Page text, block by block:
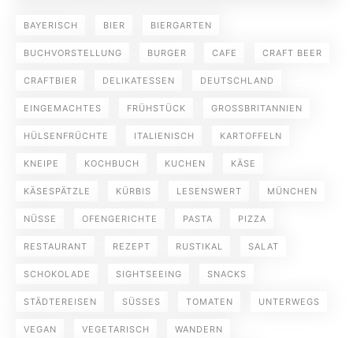
BAYERISCH BIER BIERGARTEN
BUCHVORSTELLUNG BURGER CAFE CRAFT BEER
CRAFTBIER DELIKATESSEN DEUTSCHLAND
EINGEMACHTES FRÜHSTÜCK GROSSBRITANNIEN
HÜLSENFRÜCHTE ITALIENISCH KARTOFFELN
KNEIPE KOCHBUCH KUCHEN KÄSE
KÄSESPÄTZLE KÜRBIS LESENSWERT MÜNCHEN
NÜSSE OFENGERICHTE PASTA PIZZA
RESTAURANT REZEPT RUSTIKAL SALAT
SCHOKOLADE SIGHTSEEING SNACKS
STÄDTEREISEN SÜSSES TOMATEN UNTERWEGS
VEGAN VEGETARISCH WANDERN